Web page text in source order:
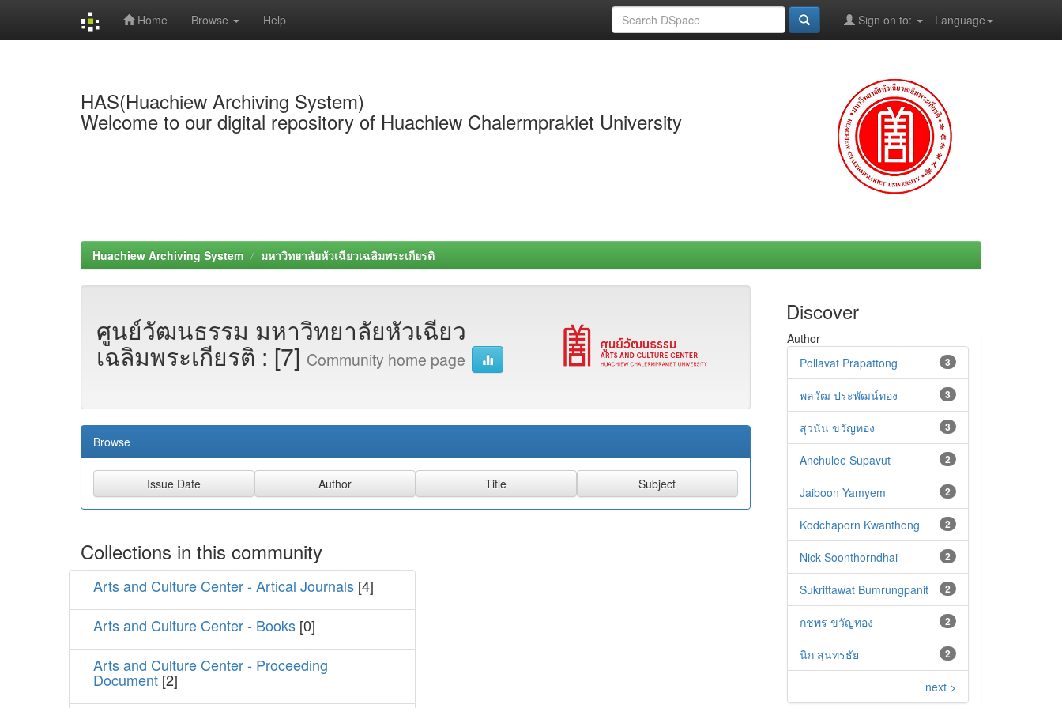
Home Browse Help Language
Sign on to:
HAS(Huachiew Archiving System)
Welcome to our digital repository of Huachiew Chalermprakiet University
Huachiew Archiving System มหาวิทยาลัยหัวเฉียวเฉลิมพระเกียรติ
ศูนย์วัฒนธรรม มหาวิทยาลัยหัวเฉียว
เฉลิมพระเกียรติ : [7] Community home page
Browse
Collections in this community
Arts and Culture Center - Artical Journals [4]
Arts and Culture Center - Books [0]
Arts and Culture Center - Proceeding
Document [2]
Discover
Author
3
Pollavat Prapattong
3
พลวัฒ ประพัฒน์ทอง
3
สุวนัน ขวัญทอง
2
Anchulee Supavut
2
Jaiboon Yamyem
2
Kodchaporn Kwanthong
2
Nick Soonthorndhai
2
Sukrittawat Bumrungpanit
2
กชพร ขวัญทอง
2
นิก สุนทรธัย
next >